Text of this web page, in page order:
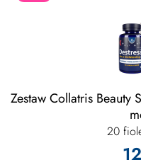
Zestaw Collatris Beauty
20